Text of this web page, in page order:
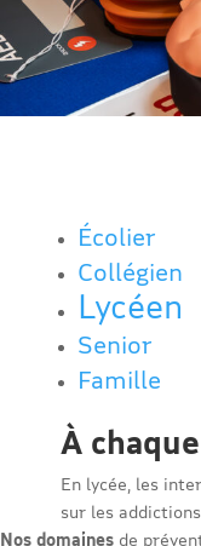
Écolier
Collégien
Lycéen
Senior
Famille
À
En lycée, les
sur les
Nos domaines de